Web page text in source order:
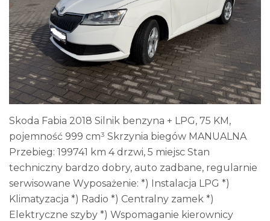
Skoda Fabia 2018 Silnik benzyna + LPG, 75 KM,
pojemność 999 cm³ Skrzynia biegów MANUALNA
Przebieg: 199741 km 4 drzwi, 5 miejsc Stan
techniczny bardzo dobry, auto zadbane, regularnie
serwisowane Wyposażenie: *) Instalacja LPG *)
Klimatyzacja *) Radio *) Centralny zamek *)
Elektryczne szyby *) Wspomaganie kierownicy